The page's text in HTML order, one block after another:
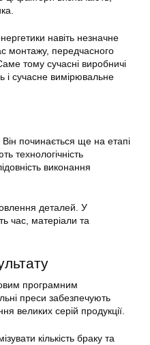
навіть незначне
монтажу, передчасного
тому сучасні виробничі
і сучасне вимірювальне
починається ще на етапі
технологічність
виконання
деталей. У
час, матеріали та
програмним
преси забезпечують
великих серій продукції.
кількість браку та